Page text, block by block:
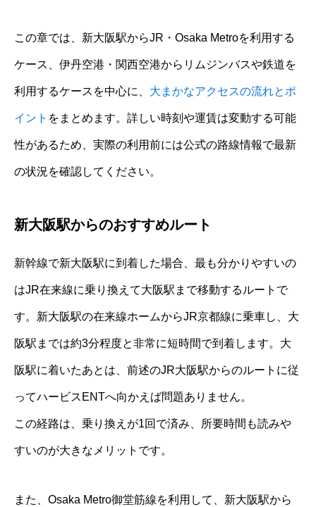
この章では、新大阪駅からJR・Osaka Metroを利用する
ケース、伊丹空港・関西空港からリムジンバスや鉄道を
利用するケースを中心に、 大まかなアクセスの流れとポ
イント をまとめます。詳しい時刻や運賃は変動する可能
性があるため、実際の利用前には公式の路線情報で最新
の状況を確認してください。
新大阪駅からのおすすめルート
新幹線で新大阪駅に到着した場合、最も分かりやすいの
はJR在来線に乗り換えて大阪駅まで移動するルートで
す。新大阪駅の在来線ホームからJR京都線に乗車し、大
阪駅までは約3分程度と非常に短時間で到着します。大
阪駅に着いたあとは、前述のJR大阪駅からのルートに従
ってハービスENTへ向かえば問題ありません。
この経路は、乗り換えが1回で済み、所要時間も読みや
すいのが大きなメリットです。
また、Osaka Metro御堂筋線を利用して、新大阪駅から